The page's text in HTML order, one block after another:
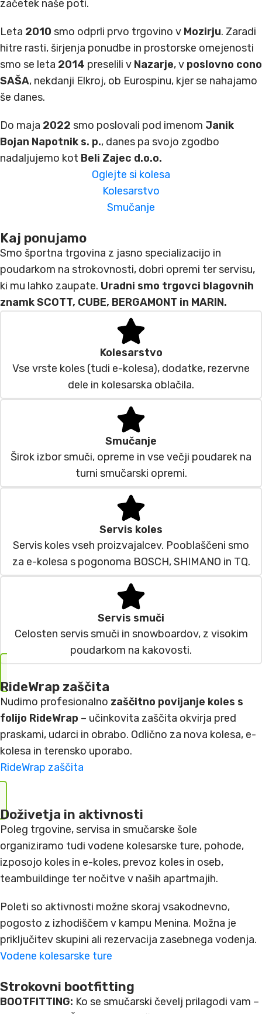
začetek naše poti.
Leta 2010 smo odprli prvo trgovino v Mozirju. Zaradi
hitre rasti, širjenja ponudbe in prostorske omejenosti
smo se leta 2014 preselili v Nazarje, v poslovno cono
SAŠA, nekdanji Elkroj, ob Eurospinu, kjer se nahajamo
še danes.
Do maja 2022 smo poslovali pod imenom Janik
Bojan Napotnik s. p., danes pa svojo zgodbo
nadaljujemo kot Beli Zajec d.o.o.
Oglejte si kolesa
Kolesarstvo
Smučanje
Kaj ponujamo
Smo športna trgovina z jasno specializacijo in
poudarkom na strokovnosti, dobri opremi ter servisu,
ki mu lahko zaupate. Uradni smo trgovci blagovnih
znamk SCOTT, CUBE, BERGAMONT in MARIN.
Kolesarstvo
Vse vrste koles (tudi e-kolesa), dodatke, rezervne
dele in kolesarska oblačila.
Smučanje
Širok izbor smuči, opreme in vse večji poudarek na
turni smučarski opremi.
Servis koles
Servis koles vseh proizvajalcev. Pooblaščeni smo
za e-kolesa s pogonoma BOSCH, SHIMANO in TQ.
Servis smuči
Celosten servis smuči in snowboardov, z visokim
poudarkom na kakovosti.
RideWrap zaščita
Nudimo profesionalno zaščitno povijanje koles s
folijo RideWrap – učinkovita zaščita okvirja pred
praskami, udarci in obrabo. Odlično za nova kolesa, e-
kolesa in terensko uporabo.
RideWrap zaščita
Doživetja in aktivnosti
Poleg trgovine, servisa in smučarske šole
organiziramo tudi vodene kolesarske ture, pohode,
izposojo koles in e-koles, prevoz koles in oseb,
teambuildinge ter nočitve v naših apartmajih.
Poleti so aktivnosti možne skoraj vsakodnevno,
pogosto z izhodiščem v kampu Menina. Možna je
priključitev skupini ali rezervacija zasebnega vodenja.
Vodene kolesarske ture
Strokovni bootfitting
BOOTFITTING: Ko se smučarski čevelj prilagodi vam –